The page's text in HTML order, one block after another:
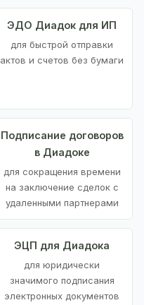
ЭДО Диадок для ИП
для быстрой отправки
актов и счетов без бумаги
Подписание договоров
в Диадоке
для сокращения времени
на заключение сделок с
удаленными партнерами
ЭЦП для Диадока
для юридически
значимого подписания
электронных документов